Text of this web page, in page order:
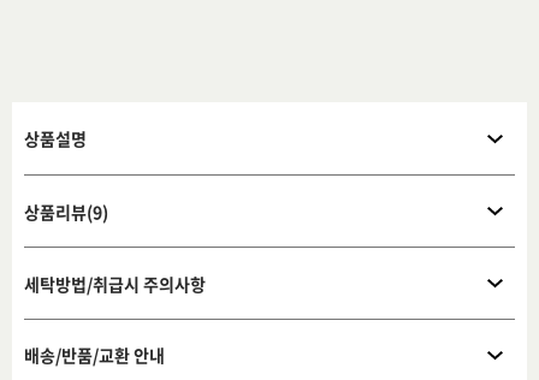
상품설명
상품리뷰(9)
세탁방법/취급시 주의사항
배송/반품/교환 안내